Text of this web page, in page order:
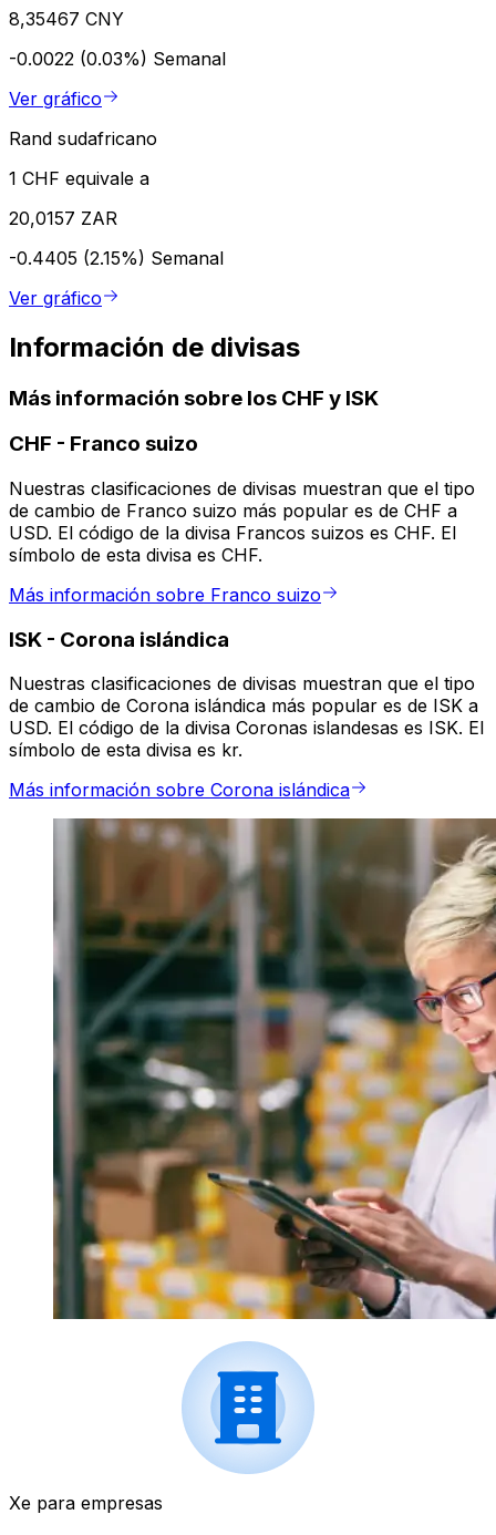
8,35467 CNY
-0.0022 (0.03%) Semanal
Ver gráfico
Rand sudafricano
1 CHF equivale a
20,0157 ZAR
-0.4405 (2.15%) Semanal
Ver gráfico
Información de divisas
Más información sobre los CHF y ISK
CHF - Franco suizo
Nuestras clasificaciones de divisas muestran que el tipo
de cambio de Franco suizo más popular es de CHF a
USD. El código de la divisa Francos suizos es CHF. El
símbolo de esta divisa es CHF.
Más información sobre Franco suizo
ISK - Corona islándica
Nuestras clasificaciones de divisas muestran que el tipo
de cambio de Corona islándica más popular es de ISK a
USD. El código de la divisa Coronas islandesas es ISK. El
símbolo de esta divisa es kr.
Más información sobre Corona islándica
Xe para empresas